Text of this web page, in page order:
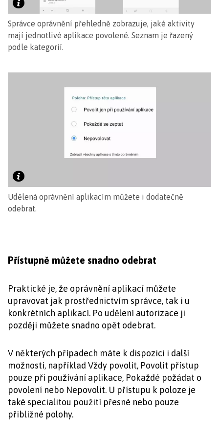
Správce oprávnění přehledně zobrazuje, jaké aktivity
mají jednotlivé aplikace povolené. Seznam je řazený
podle kategorií.
Udělená oprávnění aplikacím můžete i dodatečně
odebrat.
Přístupně můžete snadno odebrat
Praktické je, že oprávnění aplikací můžete
upravovat jak prostřednictvím správce, tak i u
konkrétních aplikací. Po udělení autorizace ji
později můžete snadno opět odebrat.
V některých případech máte k dispozici i další
možnosti, například Vždy povolit, Povolit přístup
pouze při používání aplikace, Pokaždé požádat o
povolení nebo Nepovolit. U přístupu k poloze je
také specialitou použití přesné nebo pouze
přibližné polohy.